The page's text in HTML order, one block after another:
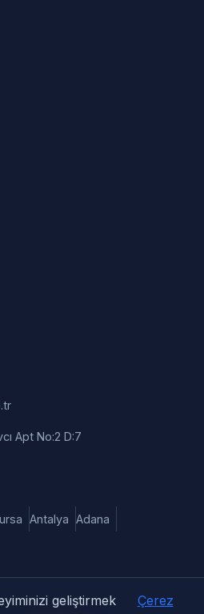
Apt No:2 D:7
Antalya Adana
Geneli Web Tasarım, E-Ticaret
geliştirmek
Çerez